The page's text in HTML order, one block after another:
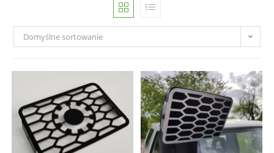
Domyślne sortowanie